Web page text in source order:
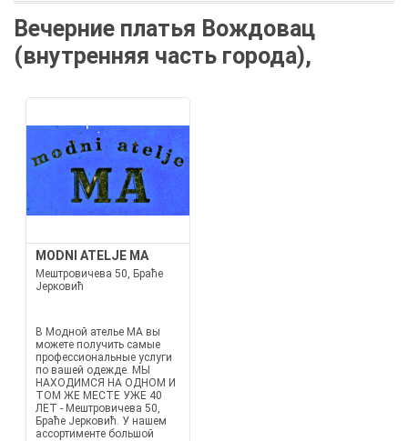
Вечерние платья Вождовац
(внутренняя часть города),
MODNI ATELJE MA
Мештровичева 50, Браће
Јерковић
В Модной ателье MA вы
можете получить самые
профессиональные услуги
по вашей одежде. МЫ
НАХОДИМСЯ НА ОДНОМ И
ТОМ ЖЕ МЕСТЕ УЖЕ 40
ЛЕТ - Мештровичева 50,
Браће Јерковић. У нашем
ассортименте большой